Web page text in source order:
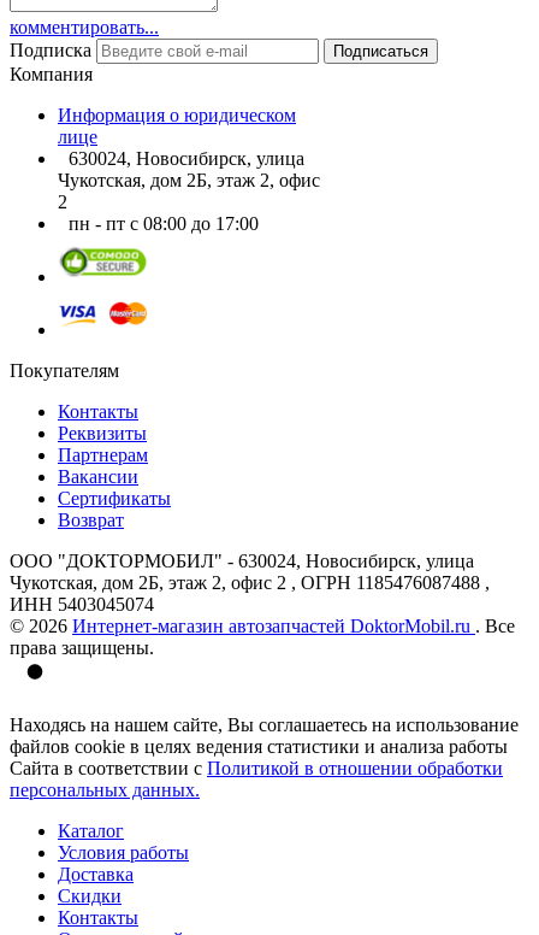
комментировать...
Подписка
Подписаться
Компания
Информация о юридическом
лице
630024, Новосибирск, улица
Чукотская, дом 2Б, этаж 2, офис
2
пн - пт с 08:00 до 17:00
Покупателям
Контакты
Реквизиты
Партнерам
Вакансии
Сертификаты
Возврат
ООО "ДОКТОРМОБИЛ" - 630024, Новосибирск, улица
Чукотская, дом 2Б, этаж 2, офис 2 , ОГРН 1185476087488 ,
ИНН 5403045074
© 2026 Интернет-магазин автозапчастей DoktorMobil.ru . Все
права защищены.
Находясь на нашем сайте, Вы соглашаетесь на использование
файлов cookie в целях ведения статистики и анализа работы
Сайта в соответствии с Политикой в отношении обработки
персональных данных.
Каталог
Условия работы
Доставка
Скидки
Контакты